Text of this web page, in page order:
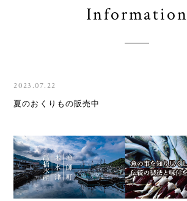
Information
2023.07.22
夏のおくりもの販売中